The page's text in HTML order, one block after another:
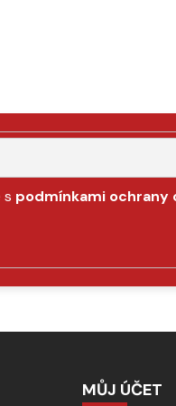
s podmínkami ochrany
MŮJ ÚČET